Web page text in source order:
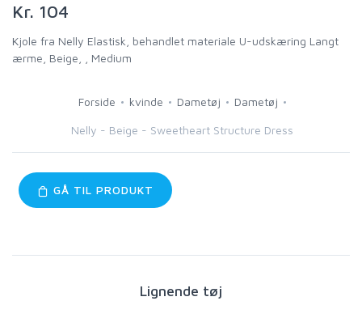
Kr. 104
Kjole fra Nelly Elastisk, behandlet materiale U-udskæring Langt
ærme, Beige, , Medium
Forside kvinde Dametøj Dametøj
Nelly - Beige - Sweetheart Structure Dress
GÅ TIL PRODUKT
Lignende tøj